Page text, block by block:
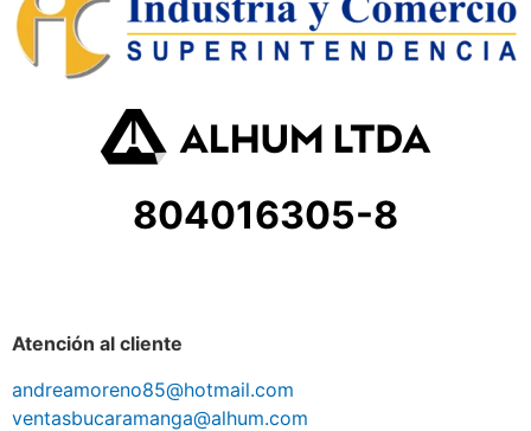
804016305-8
Atención al cliente
andreamoreno85@hotmail.com
ventasbucaramanga@alhum.com